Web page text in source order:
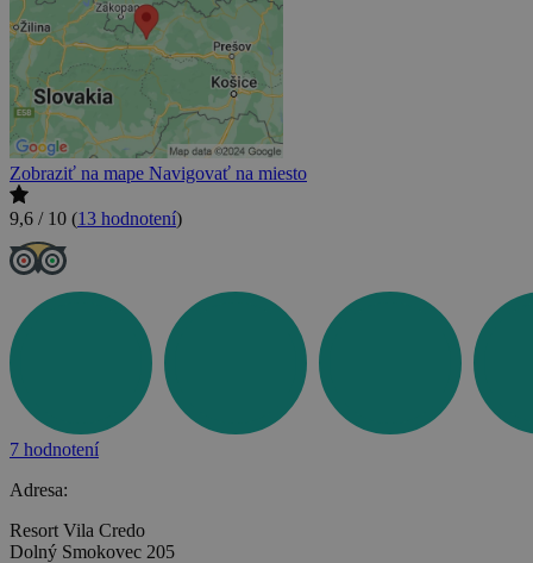
Zobraziť na mape Navigovať na miesto
9,6 / 10 (13 hodnotení)
7 hodnotení
Adresa:
Resort Vila Credo
Dolný Smokovec 205